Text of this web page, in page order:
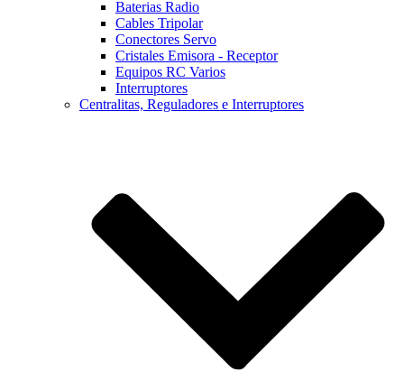
Baterias Radio
Cables Tripolar
Conectores Servo
Cristales Emisora - Receptor
Equipos RC Varios
Interruptores
Centralitas, Reguladores e Interruptores